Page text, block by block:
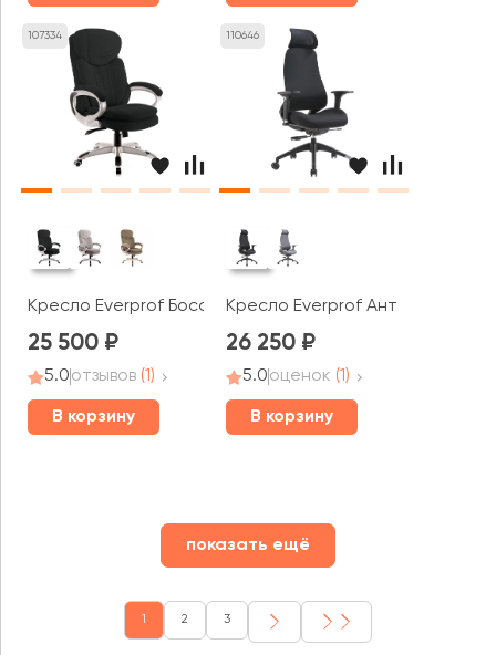
107334
Кресло Everprof Босс Т / Boss T
25 500
5.0отзывов (1)
В корзину
110646
Кресло Everprof Ант / Ant
26 250
5.0оценок (1)
В корзину
показать ещё
1 2 3